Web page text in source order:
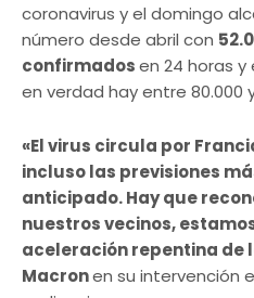
coronavirus y el domingo
número desde abril con
confirmadosen 24 horas
en verdad hay entre 80.000
«El virus circula por
incluso las previsiones
anticipado. Hay que
nuestros vecinos,
aceleración repentina de
Macronen su intervención